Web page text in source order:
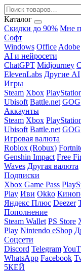
Каталог
Скидки до 90% Мне
Софт
Windows Office Adobe
AI и нейросети
ChatGPT Midjourney
ElevenLabs Другие AI
Игры
Steam Xbox
Ubisoft Battle.net GOG
Аккаунты
Steam Xbox
Ubisoft Battle.net GOG
Игровая валюта
Roblox (Robux)
Genshin Impact Free
Waves Другая валюта
Подписки
Xbox Game Pass
Play Иви Okko
Яндекс Плюс Deezer
Пополнение
Steam Wallet PS Store
Play Nintendo eShop
Соцсети
Discord Telegram
WhatsApp Facebook
5КЕЙ